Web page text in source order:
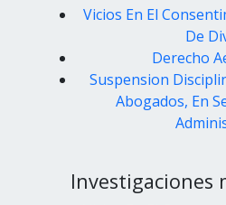
Vicios En El
De
Derecho
Suspension
Abogados, En
Investigaciones